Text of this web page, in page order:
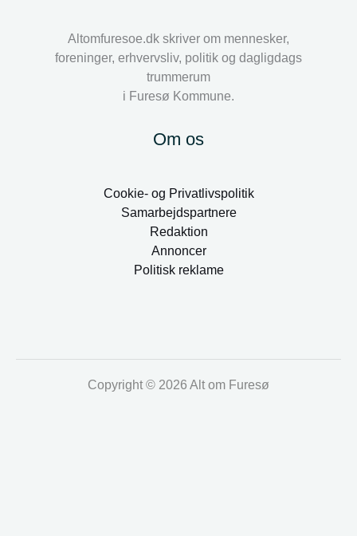
Altomfuresoe.dk skriver om mennesker,
foreninger, erhvervsliv, politik og dagligdags
trummerum
i Furesø Kommune.
Om os
Cookie- og Privatlivspolitik
Samarbejdspartnere
Redaktion
Annoncer
Politisk reklame
Copyright © 2026 Alt om Furesø